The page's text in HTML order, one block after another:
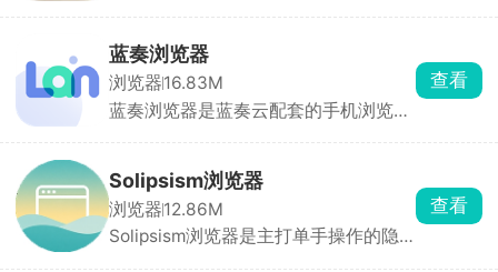
送，自带广告拦截，弹窗、横幅广告直
接屏蔽。支持无痕隐身浏览、切换百
度、必应、谷歌三大搜索引擎，不用强
制登录，游客模式直接用，主打干净、
蓝奏浏览器
浏览器16.83M
蓝奏浏览器是蓝奏云配套的手机浏览
件、上传下载、分享链接。安装包才十
几兆，自带广告拦截，能屏蔽网页弹窗
和跳转广告，界面干干净净，支持无痕
浏览。适合经常用蓝奏云的人，一边搜
查看
Solipsism浏览器
浏览器12.86M
Solipsism浏览器是主打单手操作的隐
查看